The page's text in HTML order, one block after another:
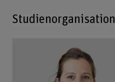
Studienorganisation